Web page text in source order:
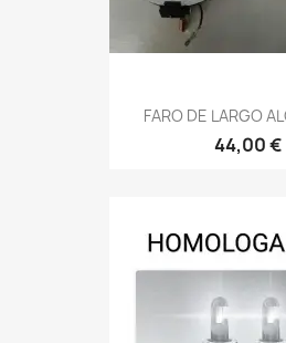
FARO DE LARGO
44,00 €